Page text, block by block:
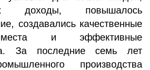
доходы, повышалось
создавались качественные
и эффективные
За последние семь лет
производства